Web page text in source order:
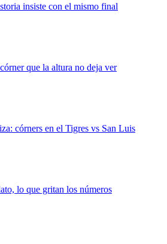
insiste con el mismo final
que la altura no deja ver
córners en el Tigres vs San Luis
lo que gritan los números